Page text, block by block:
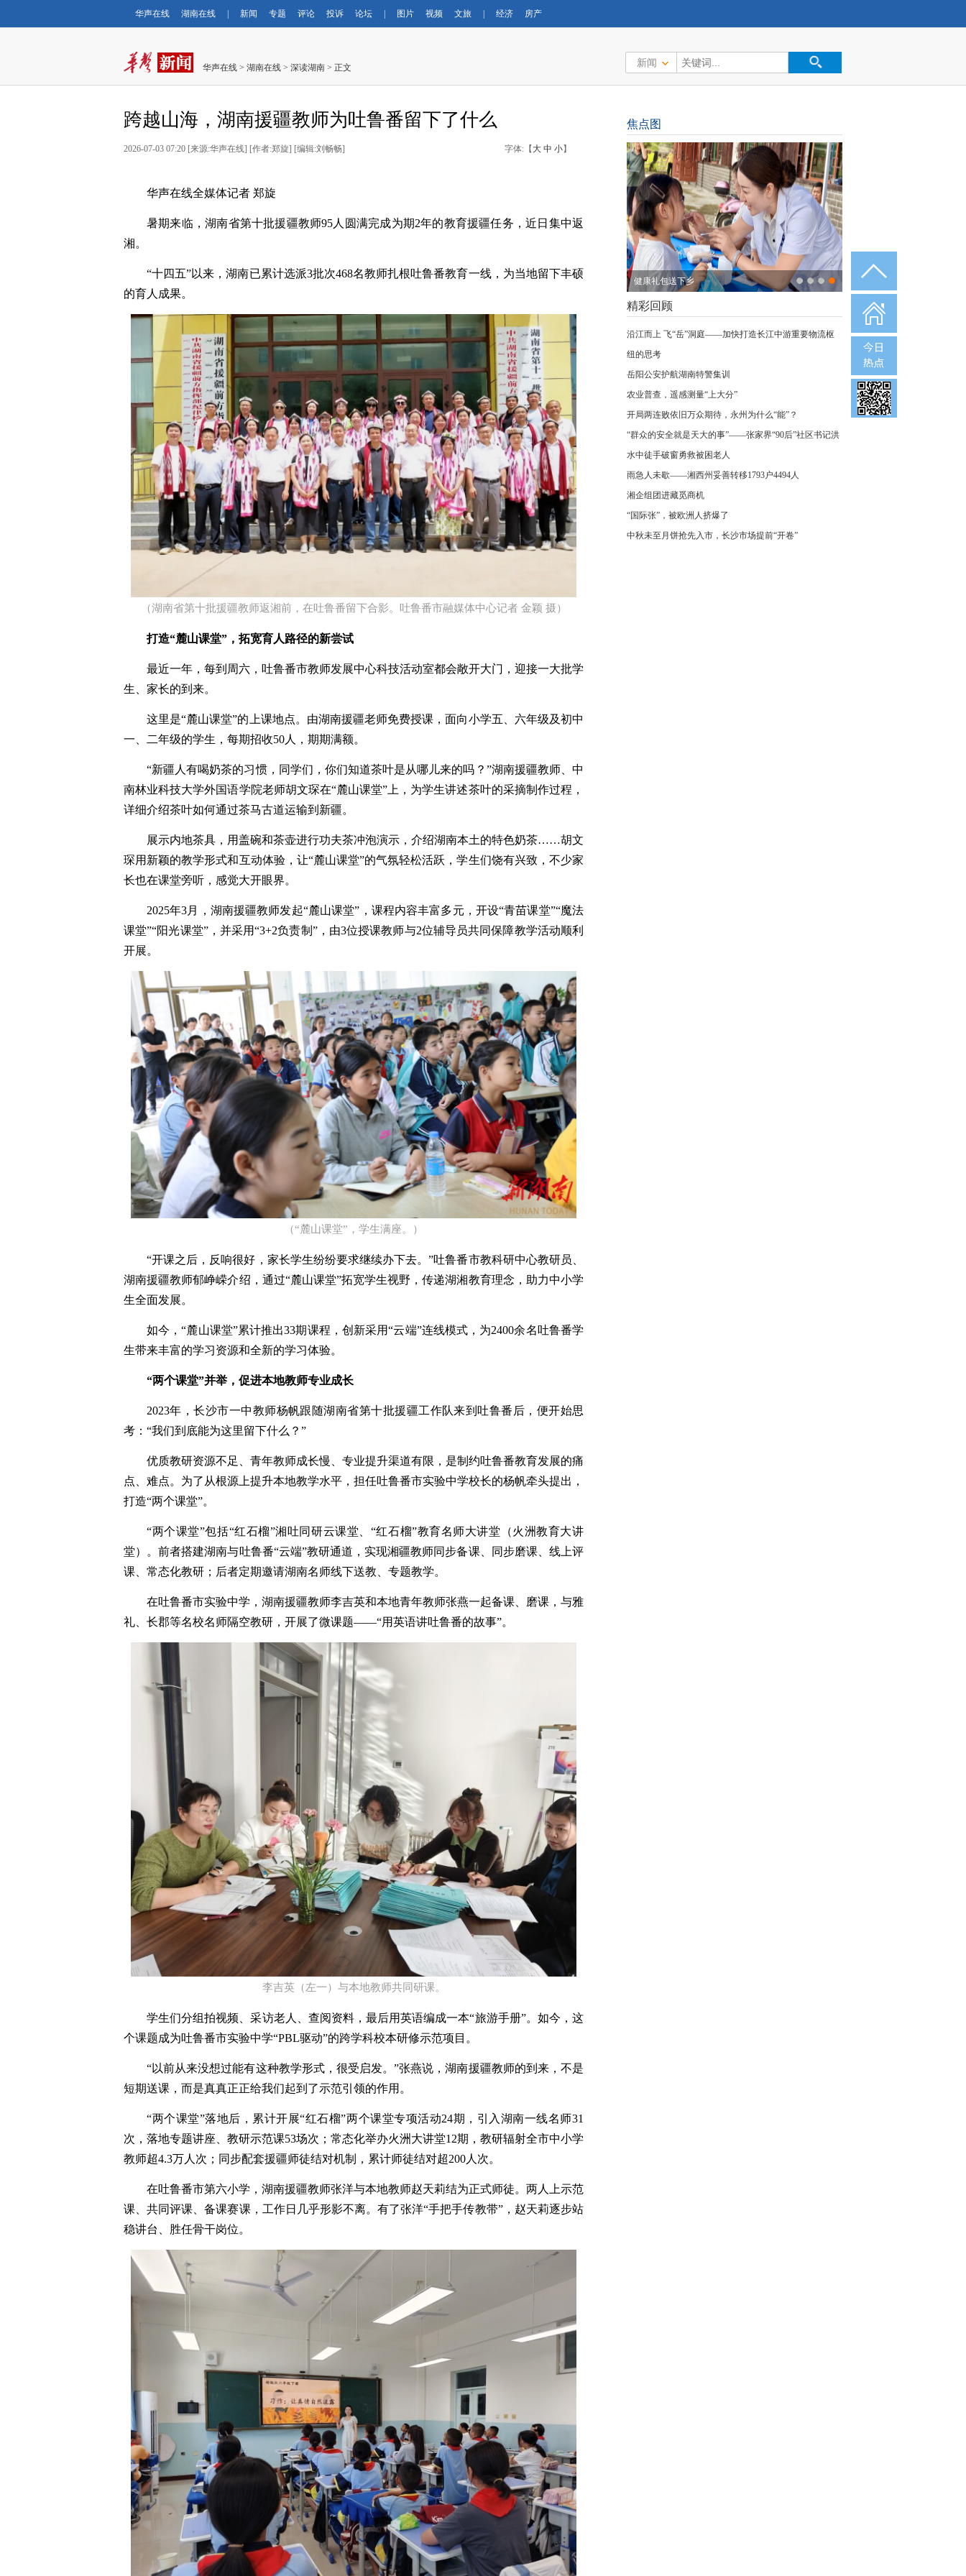
华声在线 湖南在线 新闻 专题 评论 投诉 论坛 图片 视频 文旅 经济 房产
华声在线 > 湖南在线 > 深读湖南 > 正文 新闻
跨越山海，湖南援疆教师为吐鲁番留下了什么
2026-07-03 07:20 [来源:华声在线] [作者:郑旋] [编辑:刘畅畅] 字体:【 大 中 小】
华声在线全媒体记者 郑旋
暑期来临，湖南省第十批援疆教师95人圆满完成为期2年的教育援疆任务，近日集中返
湘。
“十四五”以来，湖南已累计选派3批次468名教师扎根吐鲁番教育一线，为当地留下丰硕
的育人成果。
（湖南省第十批援疆教师返湘前，在吐鲁番留下合影。吐鲁番市融媒体中心记者 金颖 摄）
打造“麓山课堂”，拓宽育人路径的新尝试
最近一年，每到周六，吐鲁番市教师发展中心科技活动室都会敞开大门，迎接一大批学
生、家长的到来。
这里是“麓山课堂”的上课地点。由湖南援疆老师免费授课，面向小学五、六年级及初中
一、二年级的学生，每期招收50人，期期满额。
“新疆人有喝奶茶的习惯，同学们，你们知道茶叶是从哪儿来的吗？”湖南援疆教师、中
南林业科技大学外国语学院老师胡文琛在“麓山课堂”上，为学生讲述茶叶的采摘制作过程，
详细介绍茶叶如何通过茶马古道运输到新疆。
展示内地茶具，用盖碗和茶壶进行功夫茶冲泡演示，介绍湖南本土的特色奶茶……胡文
琛用新颖的教学形式和互动体验，让“麓山课堂”的气氛轻松活跃，学生们饶有兴致，不少家
长也在课堂旁听，感觉大开眼界。
2025年3月，湖南援疆教师发起“麓山课堂”，课程内容丰富多元，开设“青苗课堂”“魔法
课堂”“阳光课堂”，并采用“3+2负责制”，由3位授课教师与2位辅导员共同保障教学活动顺利
开展。
（“麓山课堂”，学生满座。）
“开课之后，反响很好，家长学生纷纷要求继续办下去。”吐鲁番市教科研中心教研员、
湖南援疆教师郁峥嵘介绍，通过“麓山课堂”拓宽学生视野，传递湖湘教育理念，助力中小学
生全面发展。
如今，“麓山课堂”累计推出33期课程，创新采用“云端”连线模式，为2400余名吐鲁番学
生带来丰富的学习资源和全新的学习体验。
“两个课堂”并举，促进本地教师专业成长
2023年，长沙市一中教师杨帆跟随湖南省第十批援疆工作队来到吐鲁番后，便开始思
考：“我们到底能为这里留下什么？”
优质教研资源不足、青年教师成长慢、专业提升渠道有限，是制约吐鲁番教育发展的痛
点、难点。为了从根源上提升本地教学水平，担任吐鲁番市实验中学校长的杨帆牵头提出，
打造“两个课堂”。
“两个课堂”包括“红石榴”湘吐同研云课堂、“红石榴”教育名师大讲堂（火洲教育大讲
堂）。前者搭建湖南与吐鲁番“云端”教研通道，实现湘疆教师同步备课、同步磨课、线上评
课、常态化教研；后者定期邀请湖南名师线下送教、专题教学。
在吐鲁番市实验中学，湖南援疆教师李吉英和本地青年教师张燕一起备课、磨课，与雅
礼、长郡等名校名师隔空教研，开展了微课题——“用英语讲吐鲁番的故事”。
李吉英（左一）与本地教师共同研课。
学生们分组拍视频、采访老人、查阅资料，最后用英语编成一本“旅游手册”。如今，这
个课题成为吐鲁番市实验中学“PBL驱动”的跨学科校本研修示范项目。
“以前从来没想过能有这种教学形式，很受启发。”张燕说，湖南援疆教师的到来，不是
短期送课，而是真真正正给我们起到了示范引领的作用。
“两个课堂”落地后，累计开展“红石榴”两个课堂专项活动24期，引入湖南一线名师31
次，落地专题讲座、教研示范课53场次；常态化举办火洲大讲堂12期，教研辐射全市中小学
教师超4.3万人次；同步配套援疆师徒结对机制，累计师徒结对超200人次。
在吐鲁番市第六小学，湖南援疆教师张洋与本地教师赵天莉结为正式师徒。两人上示范
课、共同评课、备课赛课，工作日几乎形影不离。有了张洋“手把手传教带”，赵天莉逐步站
稳讲台、胜任骨干岗位。
焦点图
健康礼包送下乡
精彩回顾
沿江而上 飞“岳”洞庭——加快打造长江中游重要物流枢
纽的思考
岳阳公安护航湖南特警集训
农业普查，遥感测量“上大分”
开局两连败依旧万众期待，永州为什么“能”？
“群众的安全就是天大的事”——张家界“90后”社区书记洪
水中徒手破窗勇救被困老人
雨急人未歇——湘西州妥善转移1793户4494人
湘企组团进藏觅商机
“国际张”，被欧洲人挤爆了
中秋未至月饼抢先入市，长沙市场提前“开卷”